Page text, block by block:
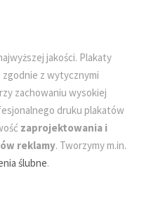
jakości. Plakaty
z wytycznymi
zachowaniu wysokiej
druku plakatów
zaprojektowania i
reklamy. Tworzymy m.in.
ślubne.